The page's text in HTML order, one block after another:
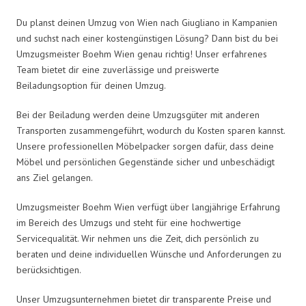
Du planst deinen Umzug von Wien nach Giugliano in Kampanien
und suchst nach einer kostengünstigen Lösung? Dann bist du bei
Umzugsmeister Boehm Wien genau richtig! Unser erfahrenes
Team bietet dir eine zuverlässige und preiswerte
Beiladungsoption für deinen Umzug.
Bei der Beiladung werden deine Umzugsgüter mit anderen
Transporten zusammengeführt, wodurch du Kosten sparen kannst.
Unsere professionellen Möbelpacker sorgen dafür, dass deine
Möbel und persönlichen Gegenstände sicher und unbeschädigt
ans Ziel gelangen.
Umzugsmeister Boehm Wien verfügt über langjährige Erfahrung
im Bereich des Umzugs und steht für eine hochwertige
Servicequalität. Wir nehmen uns die Zeit, dich persönlich zu
beraten und deine individuellen Wünsche und Anforderungen zu
berücksichtigen.
Unser Umzugsunternehmen bietet dir transparente Preise und